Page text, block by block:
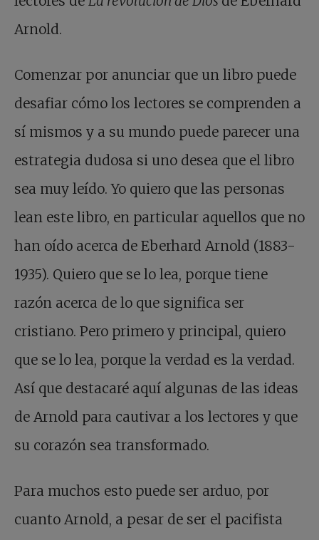
Arnold.
Comenzar por anunciar que un libro puede
desafiar cómo los lectores se comprenden a
sí mismos y a su mundo puede parecer una
estrategia dudosa si uno desea que el libro
sea muy leído. Yo quiero que las personas
lean este libro, en particular aquellos que no
han oído acerca de Eberhard Arnold (1883-
1935). Quiero que se lo lea, porque tiene
razón acerca de lo que significa ser
cristiano. Pero primero y principal, quiero
que se lo lea, porque la verdad es la verdad.
Así que destacaré aquí algunas de las ideas
de Arnold para cautivar a los lectores y que
su corazón sea transformado.
Para muchos esto puede ser arduo, por
cuanto Arnold, a pesar de ser el pacifista